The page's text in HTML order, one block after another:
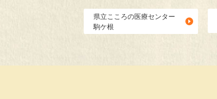
県立こころの医療センター
駒ケ根